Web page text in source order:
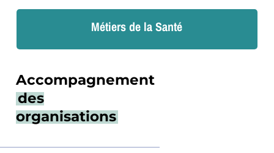
Métiers de la Santé
Accompagnement
des
organisations